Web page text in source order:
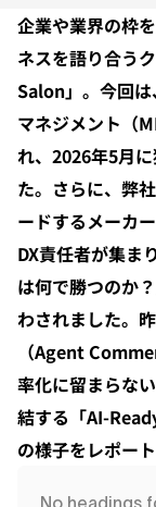
お知らせ
企業や業界の枠
ネスを語り合う
Salon」。今回
マネジメント（
れ、2026年5月
た。さらに、弊
ードするメーカ
DX責任者が集ま
は何で勝つのか
わされました。
（Agent
率化に留まらな
結する「AI-
の様子をレポート
No headings